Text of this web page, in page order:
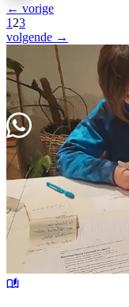
voor singles
alle
autumn of
voor
lees & luister
full of
blog
podcast
ons verhaal
contact
Contacteer ons
← vorige
1 23
volgende →